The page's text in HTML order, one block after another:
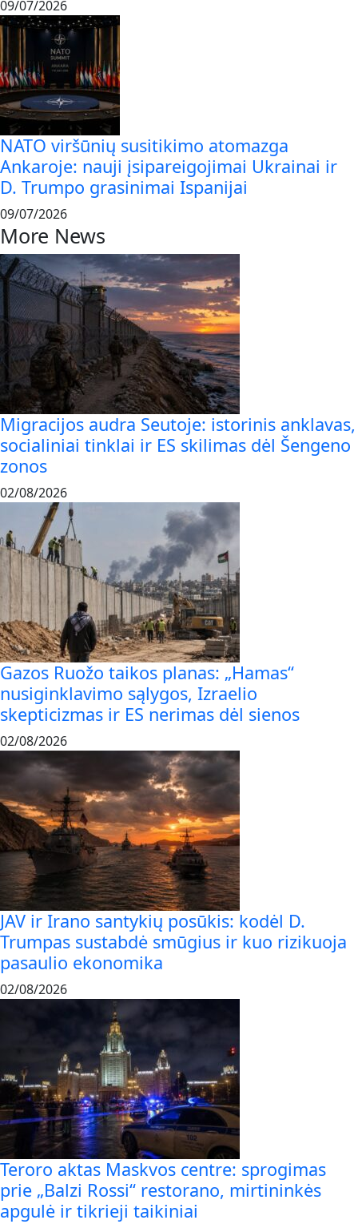
09/07/2026
NATO viršūnių susitikimo atomazga
Ankaroje: nauji įsipareigojimai Ukrainai ir
D. Trumpo grasinimai Ispanijai
09/07/2026
More News
Migracijos audra Seutoje: istorinis anklavas,
socialiniai tinklai ir ES skilimas dėl Šengeno
zonos
02/08/2026
Gazos Ruožo taikos planas: „Hamas“
nusiginklavimo sąlygos, Izraelio
skepticizmas ir ES nerimas dėl sienos
02/08/2026
JAV ir Irano santykių posūkis: kodėl D.
Trumpas sustabdė smūgius ir kuo rizikuoja
pasaulio ekonomika
02/08/2026
Teroro aktas Maskvos centre: sprogimas
prie „Balzi Rossi“ restorano, mirtininkės
apgulė ir tikrieji taikiniai